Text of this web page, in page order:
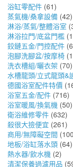
浴缸零配件 (61)
蒸氣機/桑拿設備 (42)
淋浴/蒸氣/整體浴室
淋浴拉門/底盆門檻
鉸鏈五金/門控配件
泡腳洗腳盆/按摩椅
洗衣槽組/曬衣架 (70)
水槽龍頭/立式龍頭&
德國浴室配件特價
浴室五金/配件 (716)
浴室暖風/換氣機 (50)
衛浴維修零件 (632)
殺很大撿便宜 (261)
商用/無障礙空間
地板/浴缸落水頭 (64)
熱水器/飲水機 (2)
清潔保養過濾用品